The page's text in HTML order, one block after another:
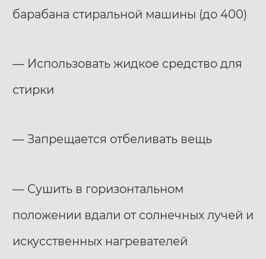
барабана стиральной машины (до 400)
— Использовать жидкое средство для
стирки
— Запрещается отбеливать вещь
— Сушить в горизонтальном
положении вдали от солнечных лучей и
искусственных нагревателей